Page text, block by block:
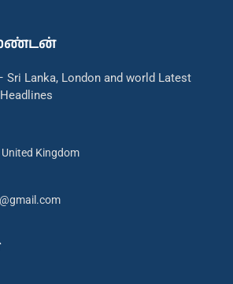
Sri Lanka, London and world Latest
Kingdom